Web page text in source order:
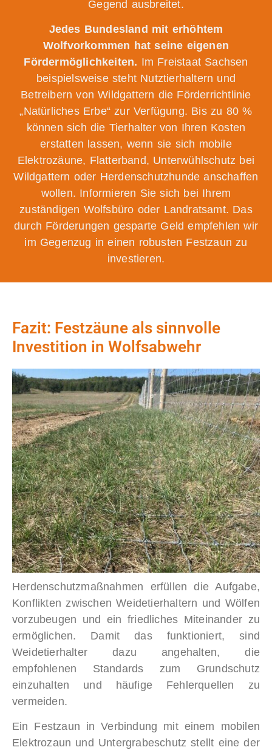
Gegend ausbreitet.
Jedes Bundesland mit erhöhtem
Wolfvorkommen hat seine eigenen
Fördermöglichkeiten. Im Freistaat Sachsen
beispielsweise steht Nutztierhaltern und
Betreibern von Wildgattern die Förderrichtlinie
„Natürliches Erbe“ zur Verfügung. Bis zu 80 %
können sich die Tierhalter von Ihren Kosten
erstatten lassen, wenn sie sich mobile
Elektrozäune, Flatterband, Unterwühlschutz bei
Wildgattern oder Herdenschutzhunde anschaffen
wollen. Informieren Sie sich bei Ihrem
zuständigen Wolfsbüro oder Landratsamt. Das
durch Förderungen gesparte Geld empfehlen wir
im Gegenzug in einen robusten Festzaun zu
investieren.
Fazit: Festzäune als sinnvolle
Investition in Wolfsabwehr
Herdenschutzmaßnahmen erfüllen die Aufgabe,
Konflikten zwischen Weidetierhaltern und Wölfen
vorzubeugen und ein friedliches Miteinander zu
ermöglichen. Damit das funktioniert, sind
Weidetierhalter dazu angehalten, die
empfohlenen Standards zum Grundschutz
einzuhalten und häufige Fehlerquellen zu
vermeiden.
Ein Festzaun in Verbindung mit einem mobilen
Elektrozaun und Untergrabeschutz stellt eine der